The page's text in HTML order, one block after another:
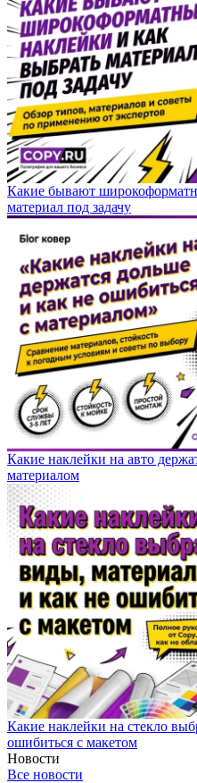
Какие бывают
материал под задачу
Какие наклейки на авто
материалом
Какие наклейки на стекло
ошибиться с макетом
Новости
Все новости